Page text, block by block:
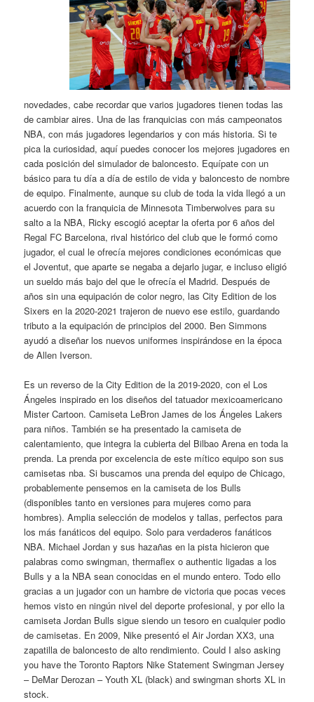
novedades, cabe recordar que varios jugadores tienen todas las
de cambiar aires. Una de las franquicias con más campeonatos
NBA, con más jugadores legendarios y con más historia. Si te
pica la curiosidad, aquí puedes conocer los mejores jugadores en
cada posición del simulador de baloncesto. Equípate con un
básico para tu día a día de estilo de vida y baloncesto de nombre
de equipo. Finalmente, aunque su club de toda la vida llegó a un
acuerdo con la franquicia de Minnesota Timberwolves para su
salto a la NBA, Ricky escogió aceptar la oferta por 6 años del
Regal FC Barcelona, rival histórico del club que le formó como
jugador, el cual le ofrecía mejores condiciones económicas que
el Joventut, que aparte se negaba a dejarlo jugar, e incluso eligió
un sueldo más bajo del que le ofrecía el Madrid. Después de
años sin una equipación de color negro, las City Edition de los
Sixers en la 2020-2021 trajeron de nuevo ese estilo, guardando
tributo a la equipación de principios del 2000. Ben Simmons
ayudó a diseñar los nuevos uniformes inspirándose en la época
de Allen Iverson.
Es un reverso de la City Edition de la 2019-2020, con el Los
Ángeles inspirado en los diseños del tatuador mexicoamericano
Mister Cartoon. Camiseta LeBron James de los Ángeles Lakers
para niños. También se ha presentado la camiseta de
calentamiento, que integra la cubierta del Bilbao Arena en toda la
prenda. La prenda por excelencia de este mítico equipo son sus
camisetas nba. Si buscamos una prenda del equipo de Chicago,
probablemente pensemos en la camiseta de los Bulls
(disponibles tanto en versiones para mujeres como para
hombres). Amplia selección de modelos y tallas, perfectos para
los más fanáticos del equipo. Solo para verdaderos fanáticos
NBA. Michael Jordan y sus hazañas en la pista hicieron que
palabras como swingman, thermaflex o authentic ligadas a los
Bulls y a la NBA sean conocidas en el mundo entero. Todo ello
gracias a un jugador con un hambre de victoria que pocas veces
hemos visto en ningún nivel del deporte profesional, y por ello la
camiseta Jordan Bulls sigue siendo un tesoro en cualquier podio
de camisetas. En 2009, Nike presentó el Air Jordan XX3, una
zapatilla de baloncesto de alto rendimiento. Could I also asking
you have the Toronto Raptors Nike Statement Swingman Jersey
– DeMar Derozan – Youth XL (black) and swingman shorts XL in
stock.